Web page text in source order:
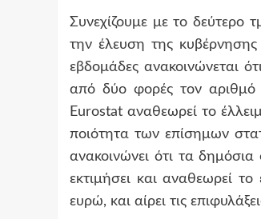
Συνεχίζουμε με το δεύτερο
την έλευση της
εβδομάδες ανακοινώνεται
από δύο φορές τον αριθμό
Eurostat αναθεωρεί το
ποιότητα των επίσημων
ανακοινώνει ότι τα δημόσια
εκτιμήσει και αναθεωρεί
ευρώ, και αίρει τις